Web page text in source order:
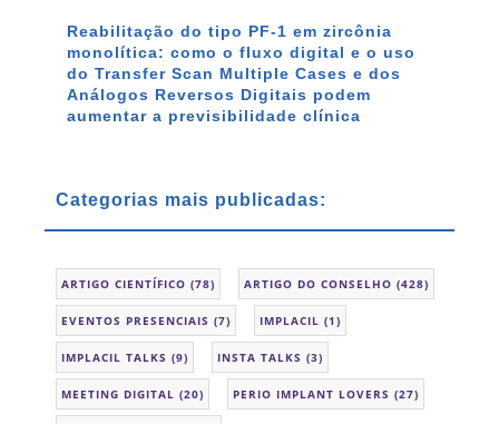
Reabilitação do tipo PF-1 em zircônia
monolítica: como o fluxo digital e o uso
do Transfer Scan Multiple Cases e dos
Análogos Reversos Digitais podem
aumentar a previsibilidade clínica
Categorias mais publicadas:
ARTIGO CIENTÍFICO (78) ARTIGO DO CONSELHO (428)
EVENTOS PRESENCIAIS (7) IMPLACIL (1)
IMPLACIL TALKS (9) INSTA TALKS (3)
MEETING DIGITAL (20) PERIO IMPLANT LOVERS (27)